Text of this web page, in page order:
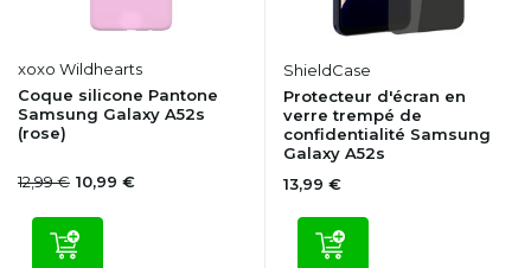
xoxo Wildhearts
Coque silicone Pantone
Samsung Galaxy A52s
(rose)
12,99 € 10,99 €
ShieldCase
Protecteur d'écran en
verre trempé de
confidentialité Samsung
Galaxy A52s
13,99 €